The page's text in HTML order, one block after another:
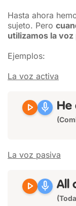
Hasta ahora
sujeto. Pero
utilizamos la voz
Ejemplos:
La voz activa
play_arrow mic He
La voz pasiva
play_arrow mic All